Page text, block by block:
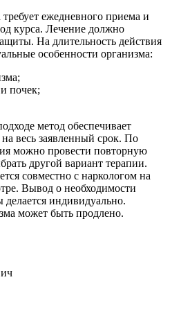
ежедневного приема и
курса. Лечение должно
На длительность действия
особенности организма:
почек;
метод обеспечивает
весь заявленный срок. По
можно провести повторную
другой вариант терапии.
совместно с наркологом на
Вывод о необходимости
индивидуально.
может быть продлено.